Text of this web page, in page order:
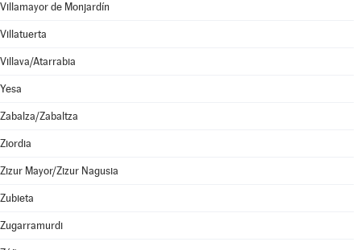
Villamayor de Monjardín
Villatuerta
Villava/Atarrabia
Yesa
Zabalza/Zabaltza
Ziordia
Zizur Mayor/Zizur Nagusia
Zubieta
Zugarramurdi